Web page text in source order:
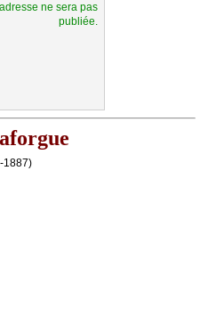
ne sera pas
publiée.
1887)